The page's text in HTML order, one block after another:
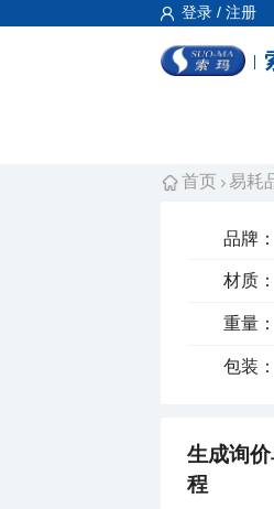
登录 / 注册
首页 易耗
品牌：
材质：
重量：
包装：
程